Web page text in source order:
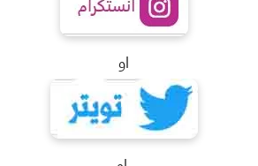
او